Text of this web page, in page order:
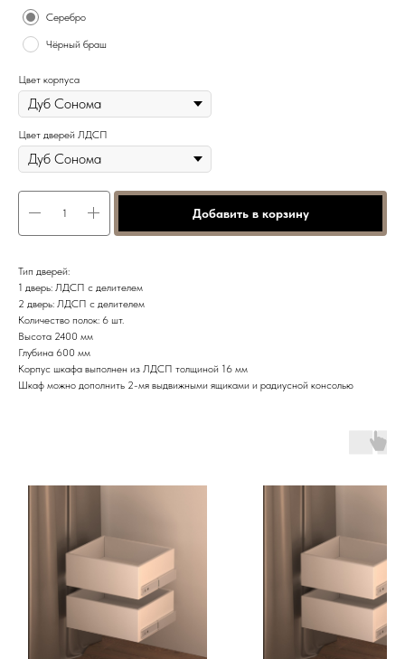
Серебро
Чёрный браш
Цвет корпуса
Цвет дверей ЛДСП
Добавить в корзину
Тип дверей:
1 дверь: ЛДСП с делителем
2 дверь: ЛДСП с делителем
Количество полок: 6 шт.
Высота 2400 мм
Глубина 600 мм
Корпус шкафа выполнен из ЛДСП толщиной 16 мм
Шкаф можно дополнить 2-мя выдвижными ящиками и радиусной консолью